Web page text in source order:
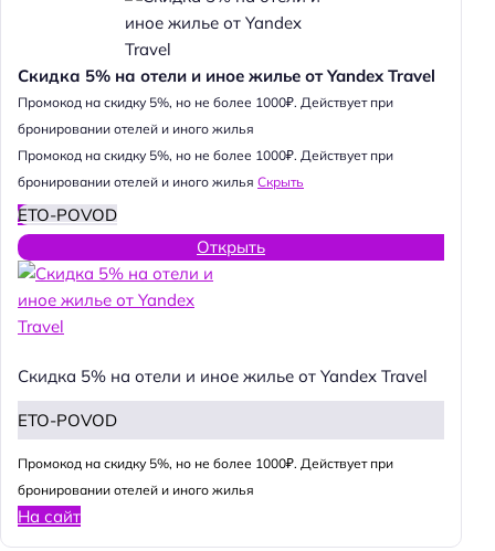
Скидка 5% на отели и иное жилье от Yandex Travel
Промокод на скидку 5%, но не более 1000₽. Действует при
бронировании отелей и иного жилья
Промокод на скидку 5%, но не более 1000₽. Действует при
бронировании отелей и иного жилья Скрыть
ETO-POVOD
Открыть
Скидка 5% на отели и иное жилье от Yandex Travel
ETO-POVOD
Промокод на скидку 5%, но не более 1000₽. Действует при
бронировании отелей и иного жилья
На сайт